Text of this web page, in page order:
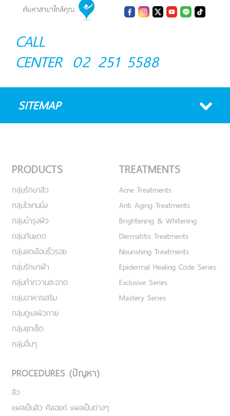
CALL
CENTER 02 251 5588
SITEMAP
PRODUCTS
กลุ่มรักษาสิว
กลุ่มไวเทนนิ่ง
กลุ่มบำรุงผิว
กลุ่มกันแดด
กลุ่มลดเลือนริ้วรอย
กลุ่มรักษาฝ้า
กลุ่มทำความสะอาด
กลุ่มอาหารเสริม
กลุ่มดูแลผิวกาย
กลุ่มชุดเซ็ต
กลุ่มอื่นๆ
TREATMENTS
Acne Treatments
Anti Aging Treatments
Brightening & Whitening
Dermatitis Treatments
Nourishing Treatments
Epidermal Healing Code Series
Exclusive Series
Mastery Series
PROCEDURES (ปัญหา)
สิว
แผลเป็นสิว คีลอยด์ แผลเป็นต่างๆ